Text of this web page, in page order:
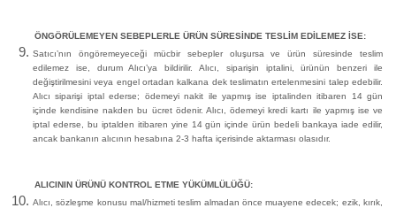
ÖNGÖRÜLEMEYEN SEBEPLERLE ÜRÜN SÜRESİNDE TESLİM EDİLEMEZ İSE:
Satıcı’nın öngöremeyeceği mücbir sebepler oluşursa ve ürün süresinde teslim
edilemez ise, durum Alıcı’ya bildirilir. Alıcı, siparişin iptalini, ürünün benzeri ile
değiştirilmesini veya engel ortadan kalkana dek teslimatın ertelenmesini talep edebilir.
Alıcı siparişi iptal ederse; ödemeyi nakit ile yapmış ise iptalinden itibaren 14 gün
içinde kendisine nakden bu ücret ödenir. Alıcı, ödemeyi kredi kartı ile yapmış ise ve
iptal ederse, bu iptalden itibaren yine 14 gün içinde ürün bedeli bankaya iade edilir,
ancak bankanın alıcının hesabına 2-3 hafta içerisinde aktarması olasıdır.
ALICININ ÜRÜNÜ KONTROL ETME YÜKÜMLÜLÜĞÜ:
Alıcı, sözleşme konusu mal/hizmeti teslim almadan önce muayene edecek; ezik, kırık,